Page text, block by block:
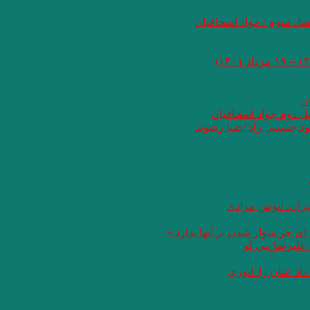
سوم / جواد اسحاقیان
دوم جواد اسحاقیان
حسيني زاد /ضيا رشوند
انوش مرادی
جز سوار شدن بر آنها ندارد.»
نبی لو
عنان را. انوری